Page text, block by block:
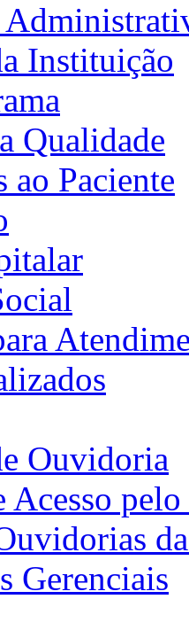
Instituição
Qualidade
ao Paciente
Ouvidoria
Acesso
Gerenciais